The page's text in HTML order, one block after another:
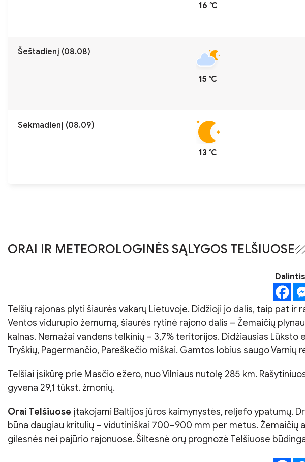
16 ℃
Šeštadienį (08.08)
15 ℃
Sekmadienį (08.09)
13 ℃
ORAI IR METEOROLOGINĖS SĄLYGOS TELŠIUOSE
Telšių rajonas plyti šiaurės vakarų Lietuvoje. Didžioji jo dalis, taip pat
Ventos vidurupio žemumą, šiaurės rytinė rajono dalis – Žemaičių
kalnas. Nemažai vandens telkinių – 3,7% teritorijos. Didžiausias
Tryškių, Pagermančio, Pareškečio miškai. Gamtos lobius saugo Varnių
Telšiai įsikūrę prie Masčio ežero, nuo Vilniaus nutolę 285 km.
gyvena 29,1 tūkst. žmonių.
Orai Telšiuose įtakojami Baltijos jūros kaimynystės, reljefo ypatumų.
būna daugiau kritulių – vidutiniškai 700–900 mm per metus. Žemaičių
gilesnės nei pajūrio rajonuose. Šiltesnė orų prognozė Telšiuose